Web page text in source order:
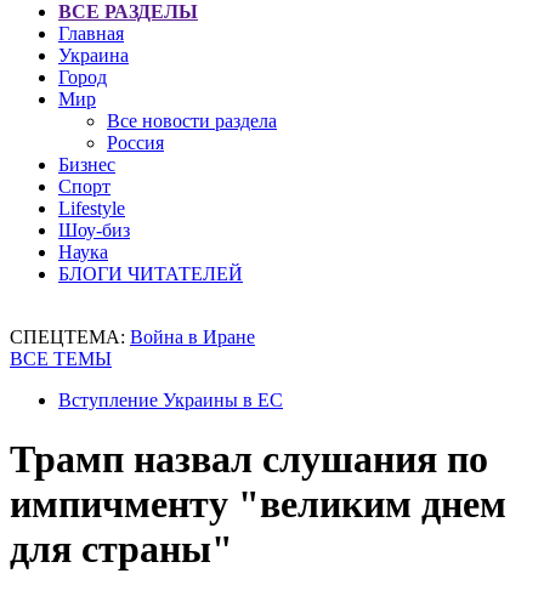
ВСЕ РАЗДЕЛЫ
Главная
Украина
Город
Мир
Все новости раздела
Россия
Бизнес
Спорт
Lifestyle
Шоу-биз
Наука
БЛОГИ ЧИТАТЕЛЕЙ
СПЕЦТЕМА: Война в Иране
ВСЕ ТЕМЫ
Вступление Украины в ЕС
Трамп назвал слушания по
импичменту "великим днем
для страны"